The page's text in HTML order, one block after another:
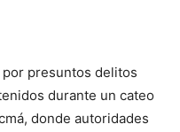
presuntos delitos
durante un cateo
donde autoridades